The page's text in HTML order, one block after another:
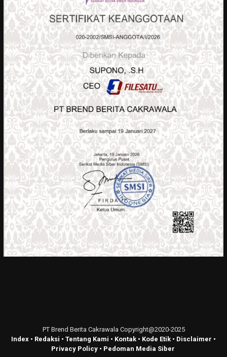
PT Brend Berita Cakrawala Copyright@2020-2025
Index • Redaksi • Tentang Kami • Kontak • Kode Etik • Disclaimer •
Privacy Policy• Pedoman Media Siber